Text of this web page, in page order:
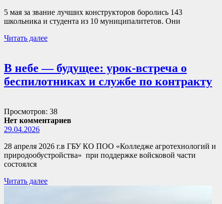
5 мая за звание лучших конструкторов боролись 143
школьника и студента из 10 муниципалитетов. Они
Читать далее
В небе — будущее: урок-встреча о
беспилотниках и службе по контракту
Просмотров: 38
Нет комментариев
29.04.2026
28 апреля 2026 г.в ГБУ КО ПОО «Колледже агротехнологий и
природообустройства» при поддержке войсковой части
состоялся
Читать далее